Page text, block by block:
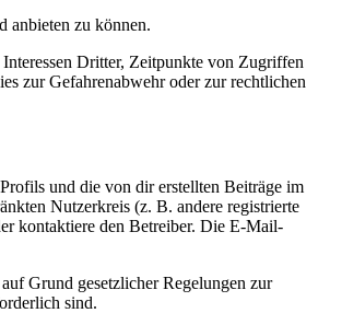
anbieten zu können.
Dritter, Zeitpunkte von Zugriffen
zur Gefahrenabwehr oder zur rechtlichen
und die von dir erstellten Beiträge im
Nutzerkreis (z. B. andere registrierte
kontaktiere den Betreiber. Die E-Mail-
Grund gesetzlicher Regelungen zur
sind.